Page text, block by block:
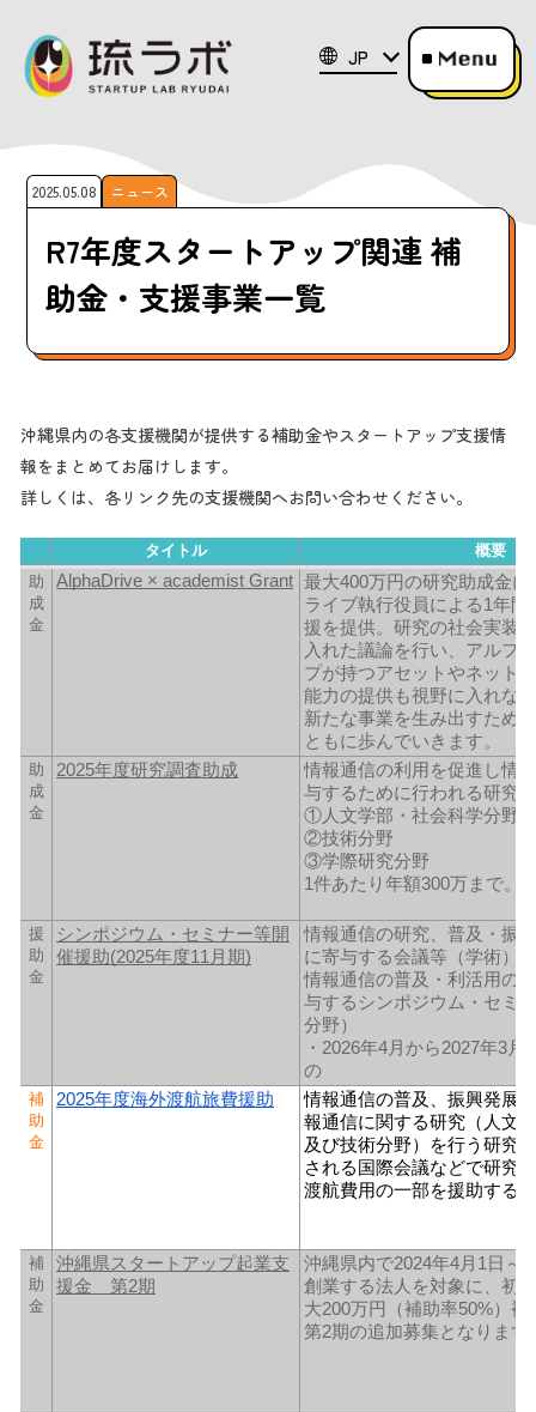
JP
2025.05.08 ニュース
R7年度スタートアップ関連 補
助金・支援事業一覧
沖縄県内の各支援機関が提供する補助金やスタートアップ支援情
報をまとめてお届けします。
詳しくは、各リンク先の支援機関へお問い合わせください。